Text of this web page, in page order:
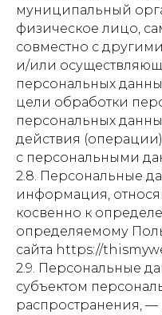
муниципальный
физическое лицо,
совместно с
и/или
персональных
цели обработки
персональных
действия
с персональными
2.8. Персональные
информация,
косвенно к
определяемому
сайта https://
2.9. Персональные
субъектом
распространения,